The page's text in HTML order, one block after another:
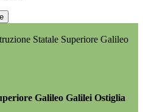
Statale Superiore Galileo
Galileo Galilei Ostiglia